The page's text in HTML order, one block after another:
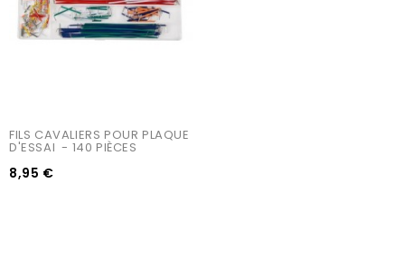
FILS CAVALIERS POUR PLAQUE
D'ESSAI  - 140 PIÈCES
8,95 €